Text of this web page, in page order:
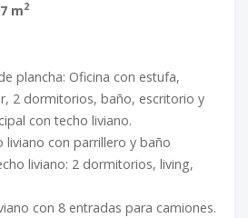
m2
plancha: Oficina con estufa,
2 dormitorios, baño, escritorio y
con techo liviano.
liviano con parrillero y baño
liviano: 2 dormitorios, living,
con 8 entradas para camiones.